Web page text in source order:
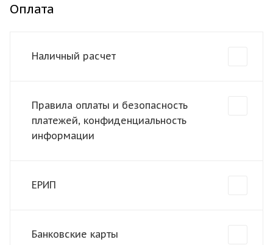
Оплата
Наличный расчет
Правила оплаты и безопасность
платежей, конфиденциальность
информации
ЕРИП
Банковские карты